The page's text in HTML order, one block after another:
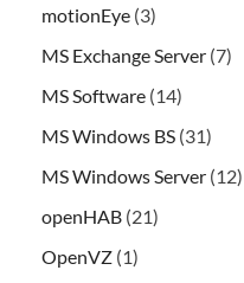
motionEye (3)
MS Exchange Server (7)
MS Software (14)
MS Windows BS (31)
MS Windows Server (12)
openHAB (21)
OpenVZ (1)